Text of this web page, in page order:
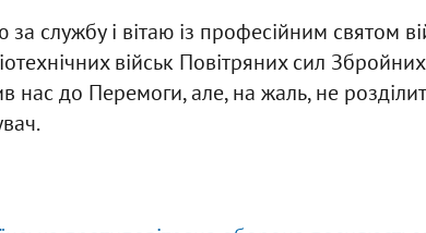
службу і вітаю із професійним святом
військ Повітряних сил
нас до Перемоги, але, на жаль, не